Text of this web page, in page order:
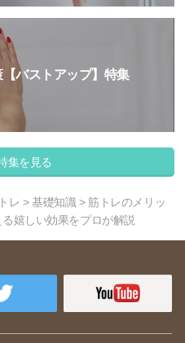
バストアップ】特集
集を見る
レ >基礎知識> 筋トレのメリッ
嬉しい効果をプロが解説